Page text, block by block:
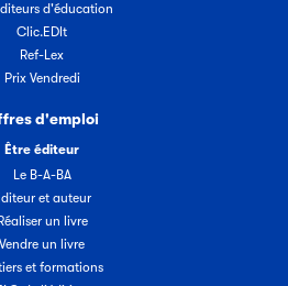
d'éducation
Clic.EDIt
Ref-Lex
Prix Vendredi
d'emploi
Être éditeur
Le B-A-BA
et auteur
Réaliser un livre
Vendre un livre
et formations